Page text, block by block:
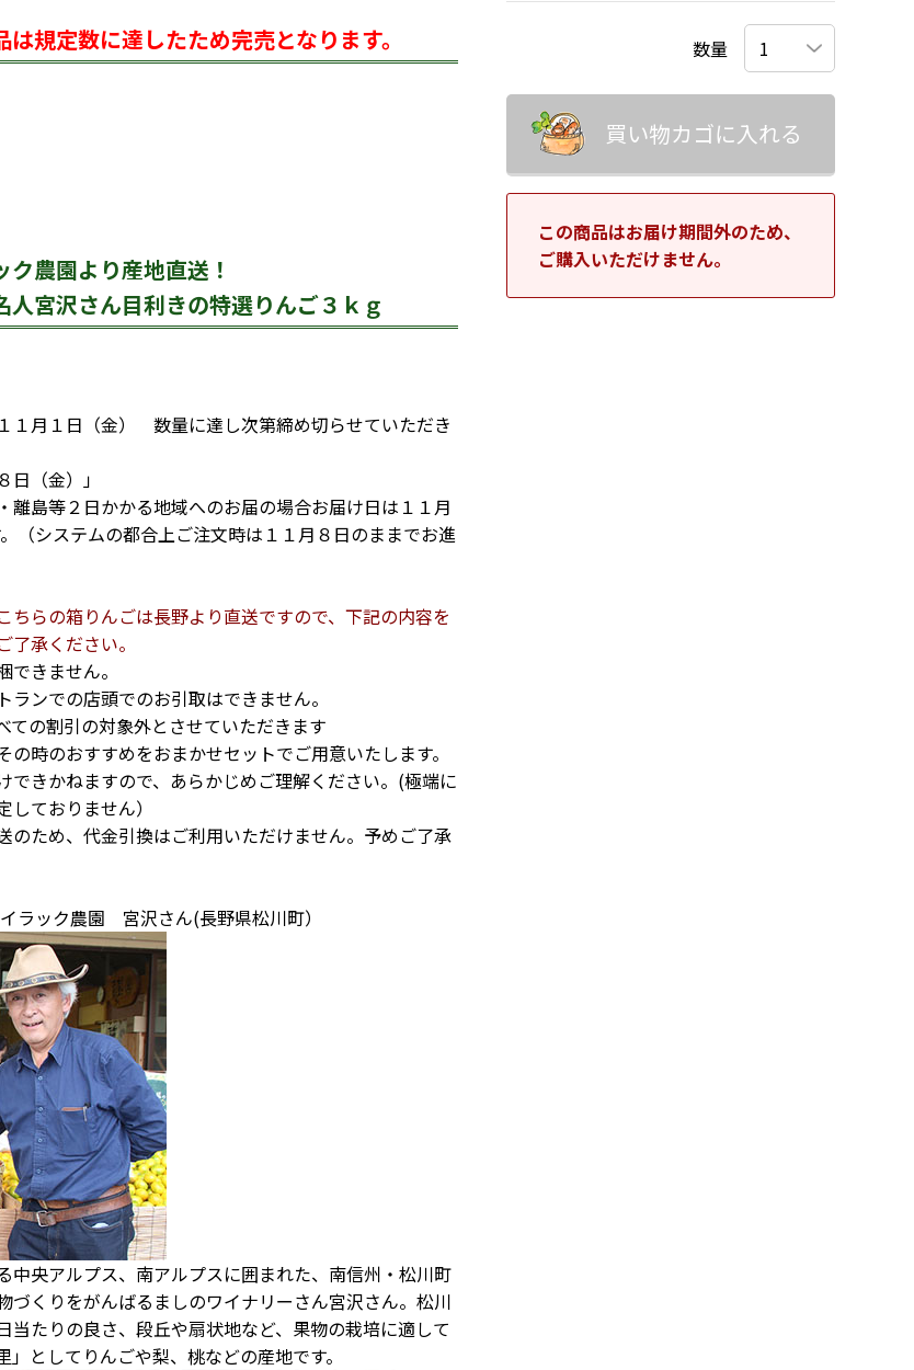
規定数に達したため完売となります。
ク農園より産地直送！
人宮沢さん目利きの特選りんご３ｋｇ
１月１日（金） 数量に達し次第締め切らせていただき
（金）」
離島等２日かかる地域へのお届の場合お届け日は１１月
（システムの都合上ご注文時は１１月８日のままでお進
ちらの箱りんごは長野より直送ですので、下記の内容を
了承ください。
きません。
ンでの店頭でのお引取はできません。
の割引の対象外とさせていただきます
時のおすすめをおまかせセットでご用意いたします。
できかねますので、あらかじめご理解ください。(極端に
ておりません）
のため、代金引換はご利用いただけません。予めご了承
ラック農園 宮沢さん(長野県松川町）
中央アルプス、南アルプスに囲まれた、南信州・松川町
づくりをがんばるましのワイナリーさん宮沢さん。松川
当たりの良さ、段丘や扇状地など、果物の栽培に適して
」としてりんごや梨、桃などの産地です。
数量
買い物カゴに入れる
この商品はお届け期間外のため、
ご購入いただけません。